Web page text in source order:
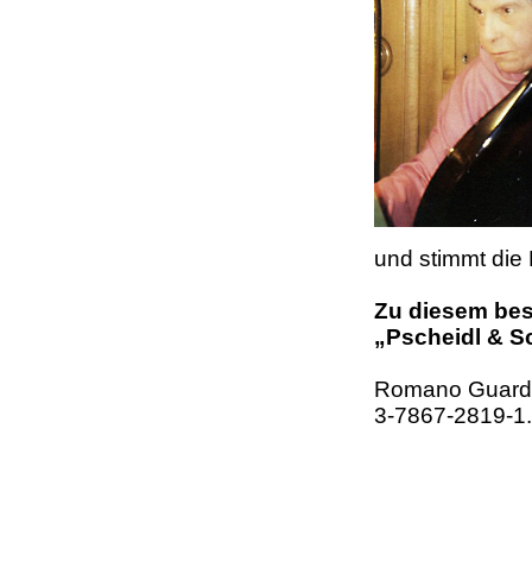
und stimmt die
Zu diesem
„Pscheidl &
Romano
3-7867-2819-